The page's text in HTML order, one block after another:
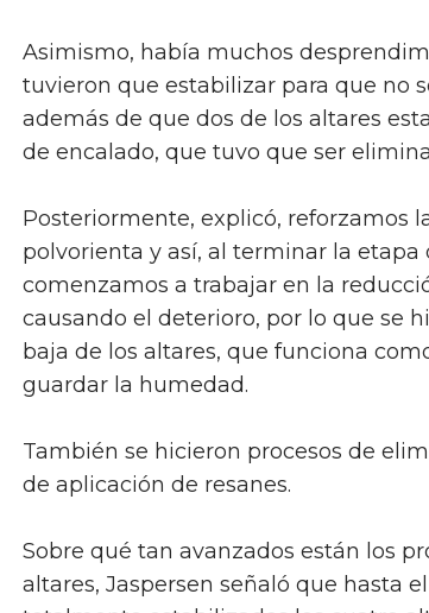
Asimismo, había muchos
tuvieron que estabilizar para que no
además de que dos de los altares
de encalado, que tuvo que ser
Posteriormente, explicó, reforzamos
polvorienta y así, al terminar la etapa
comenzamos a trabajar en la
causando el deterioro, por lo que se
baja de los altares, que funciona
guardar la humedad.
También se hicieron procesos de
de aplicación de resanes.
Sobre qué tan avanzados están los
altares, Jaspersen señaló que hasta